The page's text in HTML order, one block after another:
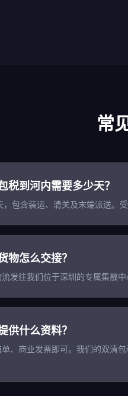
常
税到河内需要多少天？
包含装运、清关及末端派送。
物怎么交接？
发往我们位于深圳的专属集散
供什么资料？
、商业发票即可。我们的双清